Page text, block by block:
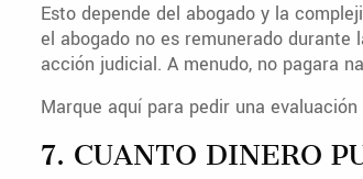
Esto depende del abogado y la
el abogado no es remunerado
acción judicial. A menudo, no pagara
Marque aquí para pedir una
7. CUANTO DINERO